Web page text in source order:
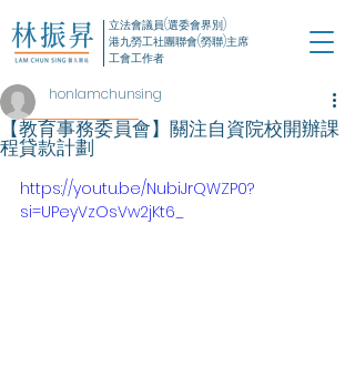
立法會議員(選委會界別)
港九勞工社團聯會(勞聯)主席
工會工作者
【教育事務委員會】關注自資院校開辦課
程貸款計劃
honlamchunsing
https://youtu.be/NubiJrQWZP0?
si=UPeyVzOsVw2jKt6_